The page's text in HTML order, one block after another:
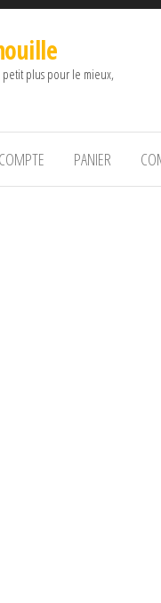
plus pour le mieux,
PANIER